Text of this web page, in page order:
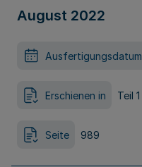
August 2022
Ausfertigungsdatum
Erschienen in Teil 1
Seite 989